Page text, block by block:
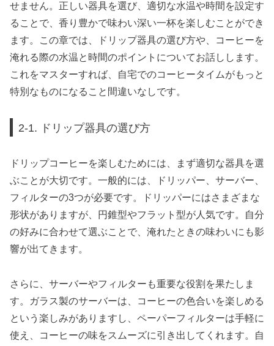
せません。正しい器具を選び、適切な水温や時間を設定す
ることで、香り豊かで味わい深い一杯を楽しむことができ
ます。この章では、ドリップ器具の選び方や、コーヒーを
淹れる際の水温と時間のポイントについてお話しします。
これをマスターすれば、自宅でのコーヒータイムがもっと
特別なものになること間違いなしです。
2-1. ドリップ器具の選び方
ドリップコーヒーを楽しむためには、まず適切な器具を選
ぶことが大切です。一般的には、ドリッパー、サーバー、
フィルターの3つが必要です。ドリッパーにはさまざまな
形状がありますが、円錐型やフラット型が人気です。自分
の好みに合わせて選ぶことで、淹れたときの味わいにも影
響が出てきます。
さらに、サーバーやフィルターも重要な役割を果たしま
す。ガラス製のサーバーは、コーヒーの色合いを楽しめる
という楽しみがありますし、ペーパーフィルターは手軽に
使え、コーヒーの味をスムーズに引き出してくれます。自